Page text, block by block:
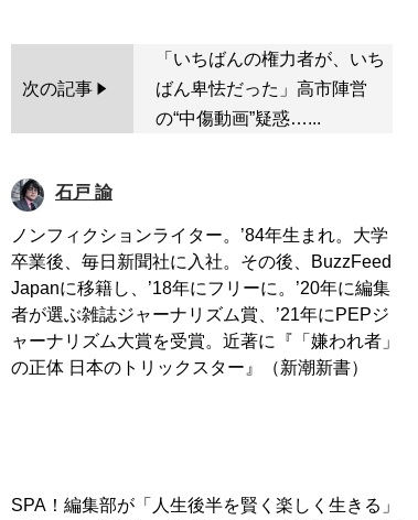
次の記事
「いちばんの権力者が、いち
ばん卑怯だった」高市陣営
の“中傷動画”疑惑…...
石戸 諭
ノンフィクションライター。’84年生まれ。大学
卒業後、毎日新聞社に入社。その後、BuzzFeed
Japanに移籍し、’18年にフリーに。’20年に編集
者が選ぶ雑誌ジャーナリズム賞、’21年にPEPジ
ャーナリズム大賞を受賞。近著に『「嫌われ者」
の正体 日本のトリックスター』（新潮新書）
SPA！編集部が「人生後半を賢く楽しく生きる」